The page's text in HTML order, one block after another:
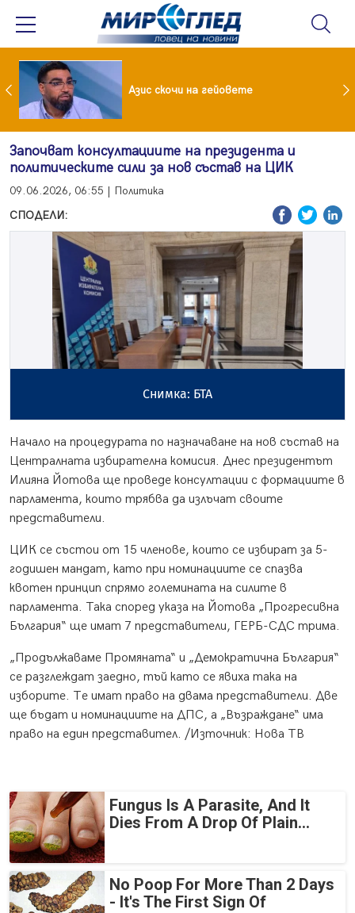
във фейсбук и инстаграм за непълнолетни Азис скочи на гейовете
Започват консултациите на президента и
политическите сили за нов състав на ЦИК
09.06.2026, 06:55 | Политика
СПОДЕЛИ:
Снимка: БТА
Начало на процедурата по назначаване на нов състав на
Централната избирателна комисия. Днес президентът
Илияна Йотова ще проведе консултации с формациите в
парламента, които трябва да излъчат своите
представители.
ЦИК се състои от 15 членове, които се избират за 5-
годишен мандат, като при номинациите се спазва
квотен принцип спрямо големината на силите в
парламента. Така според указа на Йотова „Прогресивна
България“ ще имат 7 представители, ГЕРБ-СДС трима.
„Продължаваме Промяната“ и „Демократична България“
се разглеждат заедно, тъй като се явиха така на
изборите. Те имат право на двама представители. Две
ще бъдат и номинациите на ДПС, а „Възраждане“ има
право на един представител. /Източник: Нова ТВ
Fungus Is A Parasite, And It
Dies From A Drop Of Plain...
No Poop For More Than 2 Days
- It's The First Sign Of